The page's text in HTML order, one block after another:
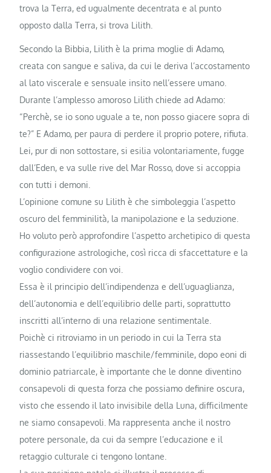
trova la Terra, ed ugualmente decentrata e al punto
opposto dalla Terra, si trova Lilith.
Secondo la Bibbia, Lilith è la prima moglie di Adamo,
creata con sangue e saliva, da cui le deriva l’accostamento
al lato viscerale e sensuale insito nell’essere umano.
Durante l’amplesso amoroso Lilith chiede ad Adamo:
“Perchè, se io sono uguale a te, non posso giacere sopra di
te?” E Adamo, per paura di perdere il proprio potere, rifiuta.
Lei, pur di non sottostare, si esilia volontariamente, fugge
dall’Eden, e va sulle rive del Mar Rosso, dove si accoppia
con tutti i demoni.
L’opinione comune su Lilith è che simboleggia l’aspetto
oscuro del femminilità, la manipolazione e la seduzione.
Ho voluto però approfondire l’aspetto archetipico di questa
configurazione astrologiche, così ricca di sfaccettature e la
voglio condividere con voi.
Essa è il principio dell’indipendenza e dell’uguaglianza,
dell’autonomia e dell’equilibrio delle parti, soprattutto
inscritti all’interno di una relazione sentimentale.
Poichè ci ritroviamo in un periodo in cui la Terra sta
riassestando l’equilibrio maschile/femminile, dopo eoni di
dominio patriarcale, è importante che le donne diventino
consapevoli di questa forza che possiamo definire oscura,
visto che essendo il lato invisibile della Luna, difficilmente
ne siamo consapevoli. Ma rappresenta anche il nostro
potere personale, da cui da sempre l’educazione e il
retaggio culturale ci tengono lontane.